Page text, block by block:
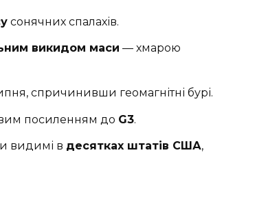
сонячних спалахів.
викидом маси — хмарою
спричинивши геомагнітні бурі.
посиленням до G3.
видимі в десятках штатів США,